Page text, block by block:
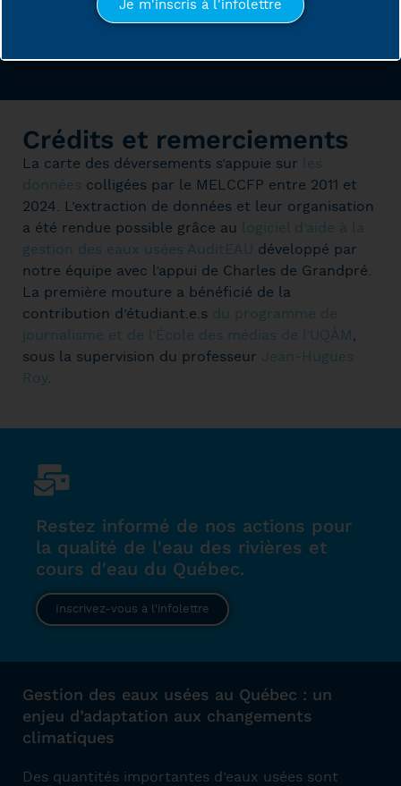
Foire aux questions
Crédits et remerciements
La carte des déversements s’appuie sur
les
données colligées par le MELCCFP entre 2011 et
2024. L’extraction de données et leur organisation
a été rendue possible grâce au
logiciel d’aide à la
gestion des eaux usées AuditEAU
développé par
notre équipe avec l’appui de Charles de Grandpré.
La première mouture a bénéficié de la
contribution d’étudiant.e.s du programme de
journalisme et de l’École des médias de l’UQÀM
sous la supervision du professeur Jean-Hugues
Roy.
Restez informé de nos actions pour
la qualité de l'eau des rivières et
cours d'eau du Québec.
Inscrivez-vous à l'infolettre
Gestion des eaux usées au Québec : un
enjeu d’adaptation aux changements
climatiques
Des quantités importantes d’eaux usées sont
Je m'inscris à l'infolettre